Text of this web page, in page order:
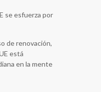
se esfuerza por
de renovación,
está
en la mente